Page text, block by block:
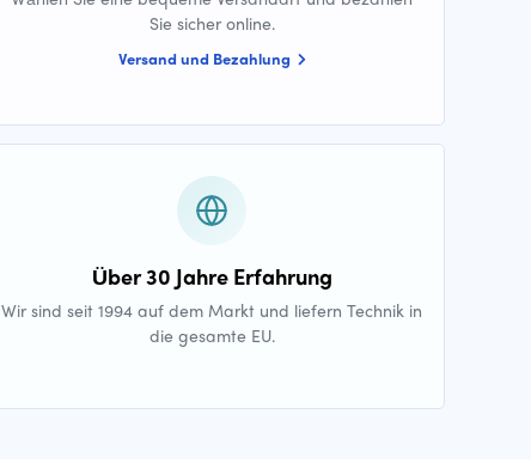
Sie sicher online.
Versand und Bezahlung
Über 30 Jahre Erfahrung
Wir sind seit 1994 auf dem Markt und liefern Technik in
die gesamte EU.